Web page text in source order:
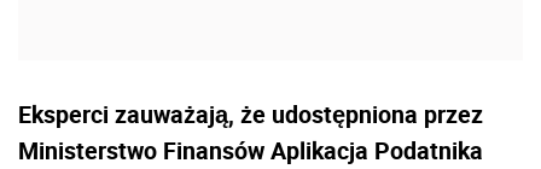
Eksperci zauważają, że udostępniona przez
Ministerstwo Finansów Aplikacja Podatnika